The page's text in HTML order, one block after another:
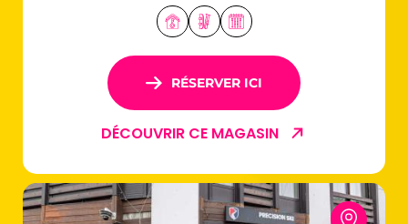
RÉSERVER ICI
DÉCOUVRIR CE MAGASIN